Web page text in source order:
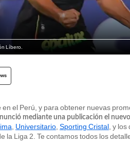
Líbero.
el Perú, y para obtener nuevas
mediante una publicación el
Universitario Sporting Cristal , y
la Liga 2. Te contamos todos los